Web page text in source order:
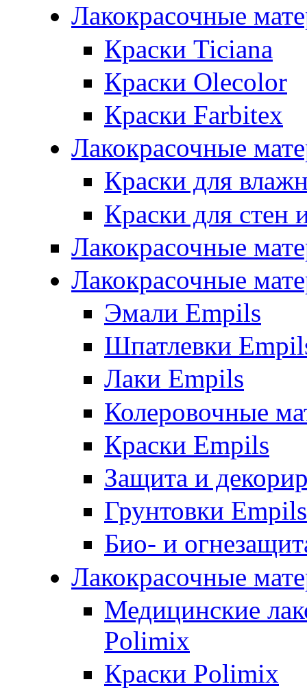
Лакокрасочные
Краски Ticiana
Краски Olecolor
Краски Farbitex
Лакокрасочные
Краски для
Краски для стен
Лакокрасочные
Лакокрасочные
Эмали Empils
Шпатлевки
Лаки Empils
Колеровочные
Краски Empils
Защита и
Грунтовки Empils
Био- и
Лакокрасочные
Медицинские
Polimix
Краски Polimix